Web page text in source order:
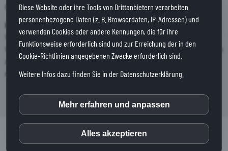
Rechtsverletzungen werden wir diese Inhalte umgehend entfernen.
HAFTUNG FÜR LINKS:
Verweise und Links auf Webseiten Dritter liegen ausserhalb unseres
Verantwortungsbereichs Es wird jegliche Verantwortung für solche Webseiten
abgelehnt. Der Zugriff und die Nutzung solcher Webseiten erfolgen auf
eigene Gefahr des Nutzers oder der Nutzerin.
Datenschutz|
Haftungsausschluss
Diese Website oder ihre Tools von Drittanbietern verarbeiten
personenbezogene Daten (z. B. Browserdaten, IP-Adressen) und
verwenden Cookies oder andere Kennungen, die für ihre
Funktionsweise erforderlich sind und zur Erreichung der in den
Cookie-Richtlinien angegebenen Zwecke erforderlich sind.
Weitere Infos dazu finden Sie in der Datenschutzerklärung.
inCMS
Mehr erfahren und anpassen
Alles akzeptieren